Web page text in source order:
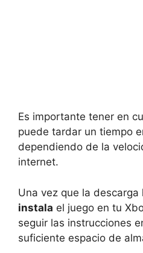
Es importante tener en
puede tardar un tiempo
dependiendo de la
internet.
Una vez que la descarga
instala el juego en tu
seguir las instrucciones
suficiente espacio de